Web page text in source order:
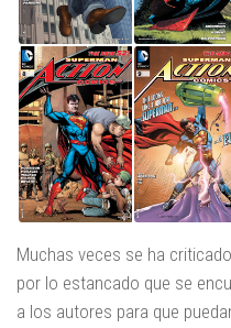
Muchas veces se ha
por lo estancado que se
a los autores para que